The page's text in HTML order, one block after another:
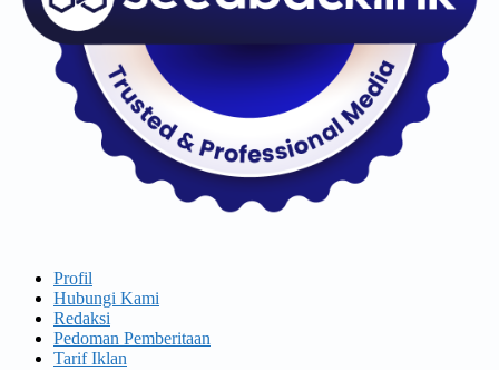
Profil
Hubungi Kami
Redaksi
Pedoman Pemberitaan
Tarif Iklan